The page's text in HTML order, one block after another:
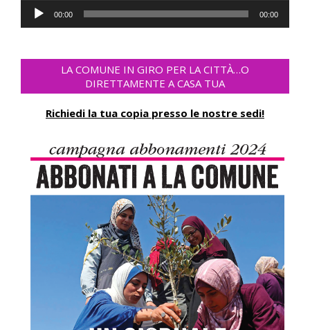
Audio
Player
00:00 00:00
LA COMUNE IN GIRO PER LA CITTÀ…O
DIRETTAMENTE A CASA TUA
Richiedi la tua copia presso le nostre sedi!